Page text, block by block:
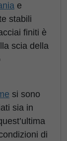
e
stabili
finiti è
scia della
si sono
sia in
di